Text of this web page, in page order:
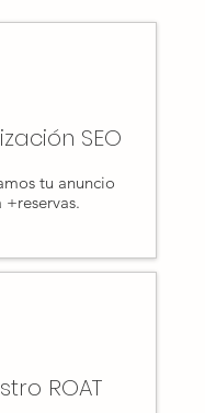
SEO
tu anuncio
+reservas.
ROAT